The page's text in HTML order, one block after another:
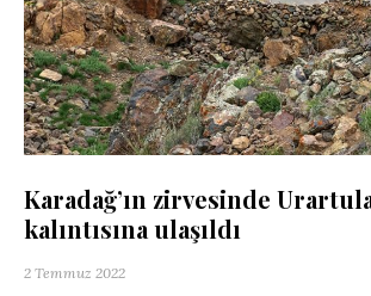
Karadağ’ın zirvesinde
kalıntısına ulaşıldı
2 Temmuz 2022